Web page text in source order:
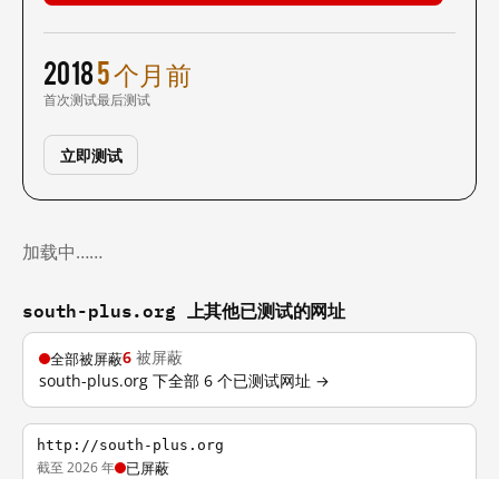
2018
首次测试
5 个月前
最后测试
立即测试
加载中……
south-plus.org 上其他已测试的网址
全部被屏蔽6 被屏蔽
south-plus.org 下全部 6 个已测试网址 →
http://south-plus.org
截至 2026 年 已屏蔽